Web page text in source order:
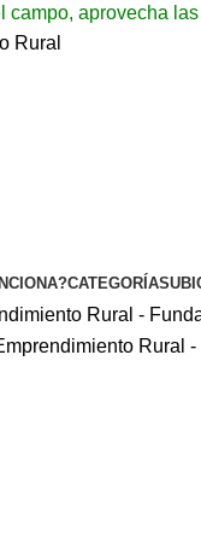
campo, aprovecha
CATEGORÍAS